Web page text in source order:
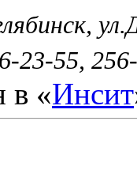
23-55,
в «Инсит